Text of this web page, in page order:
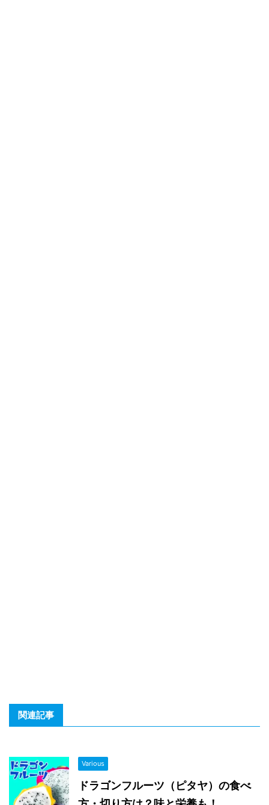
関連記事
Various
ドラゴンフルーツ（ピタヤ）の食べ